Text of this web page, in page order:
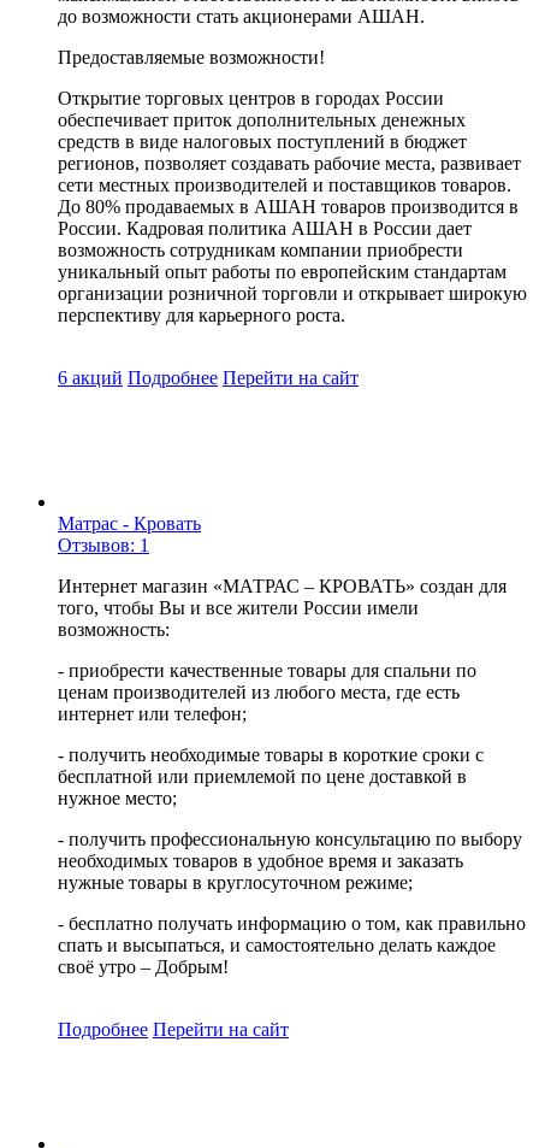
до возможности стать акционерами АШАН.
Предоставляемые возможности!
Открытие торговых центров в городах России
обеспечивает приток дополнительных денежных
средств в виде налоговых поступлений в бюджет
регионов, позволяет создавать рабочие места, развивает
сети местных производителей и поставщиков товаров.
До 80% продаваемых в АШАН товаров производится в
России. Кадровая политика АШАН в России дает
возможность сотрудникам компании приобрести
уникальный опыт работы по европейским стандартам
организации розничной торговли и открывает широкую
перспективу для карьерного роста.
6 акций Подробнее Перейти на сайт
Матрас - Кровать
Отзывов: 1
Интернет магазин «МАТРАС – КРОВАТЬ» создан для
того, чтобы Вы и все жители России имели
возможность:
- приобрести качественные товары для спальни по
ценам производителей из любого места, где есть
интернет или телефон;
- получить необходимые товары в короткие сроки с
бесплатной или приемлемой по цене доставкой в
нужное место;
- получить профессиональную консультацию по выбору
необходимых товаров в удобное время и заказать
нужные товары в круглосуточном режиме;
- бесплатно получать информацию о том, как правильно
спать и высыпаться, и самостоятельно делать каждое
своё утро – Добрым!
Подробнее Перейти на сайт